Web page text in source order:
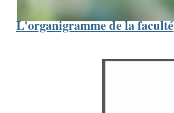
L'organigramme de la faculté